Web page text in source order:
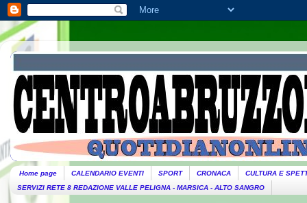
Home page CALENDARIO EVENTI SPORT CRONACA
CULTURA E
SERVIZI RETE 8 REDAZIONE VALLE PELIGNA - MARSICA - ALTO SANGRO